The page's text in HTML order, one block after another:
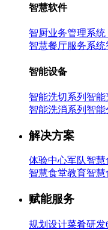
智慧软件
智厨业务管理系统
智慧餐厅服务系统
智能设备
智能洗切系列 智能
智能洗消系列 智能
解决方案
体验中心军队智慧
智慧食堂教育智慧
赋能服务
规划设计菜肴研发